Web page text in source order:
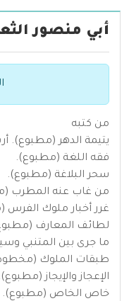
أبي منصور
من كتبه
يتيمة الدهر (مطبوع).
فقه اللغة (مطبوع).
سحر البلاغة (مطبوع).
من غاب عنه المطرب
غرر أخبار ملوك الفرس
لطائف المعارف
ما جرى بين المتنبي
طبقات الملوك
الإعجاز والإيجاز (مطبوع).
خاص الخاص (مطبوع).